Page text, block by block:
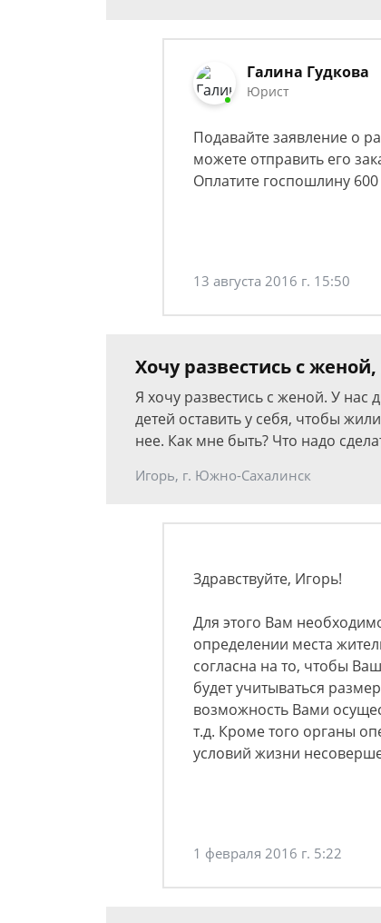
Галина Гудкова
Юрист
Подавайте заявление о
можете отправить его
Оплатите госпошлину
13 августа 2016 г. 15:50
Хочу развестись с
Я хочу развестись с женой. У нас
детей оставить у себя, чтобы
нее. Как мне быть? Что надо
Игорь, г. Южно-Сахалинск
Здравствуйте, Игорь!
Для этого Вам
определении места
согласна на то, чтобы
будет учитываться
возможность Вами
т.д. Кроме того органы
условий жизни
1 февраля 2016 г. 5:22